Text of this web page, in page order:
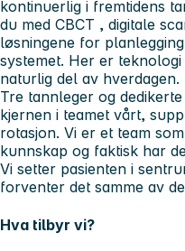
kontinuerlig i fremtidens
du med CBCT , digitale
løsningene for
systemet. Her er
naturlig del av hverdagen.
Tre tannleger og
kjernen i teamet vårt,
rotasjon. Vi er et team
kunnskap og faktisk har
Vi setter pasienten i
forventer det samme av
Hva tilbyr vi?